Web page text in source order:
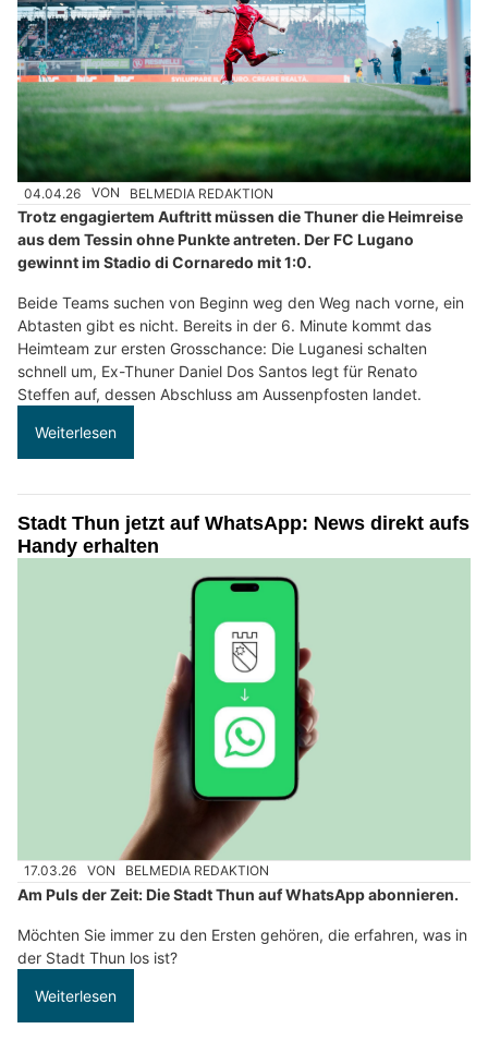
04.04.26 VON BELMEDIA REDAKTION
Trotz engagiertem Auftritt müssen die Thuner die Heimreise
aus dem Tessin ohne Punkte antreten. Der FC Lugano
gewinnt im Stadio di Cornaredo mit 1:0.
Beide Teams suchen von Beginn weg den Weg nach vorne, ein
Abtasten gibt es nicht. Bereits in der 6. Minute kommt das
Heimteam zur ersten Grosschance: Die Luganesi schalten
schnell um, Ex-Thuner Daniel Dos Santos legt für Renato
Steffen auf, dessen Abschluss am Aussenpfosten landet.
Weiterlesen
Stadt Thun jetzt auf WhatsApp: News direkt aufs
Handy erhalten
17.03.26 VON BELMEDIA REDAKTION
Am Puls der Zeit: Die Stadt Thun auf WhatsApp abonnieren.
Möchten Sie immer zu den Ersten gehören, die erfahren, was in
der Stadt Thun los ist?
Weiterlesen